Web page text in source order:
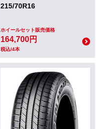
215/70R16
ホイールセット販売価格
164,700円
税込/4本